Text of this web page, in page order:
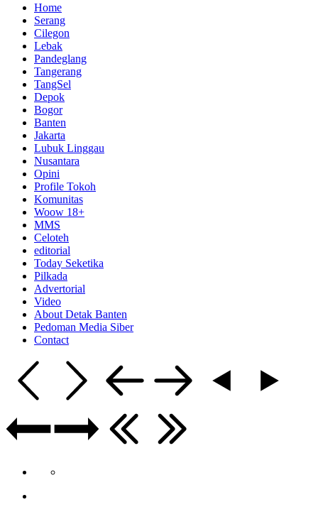
Home
Serang
Cilegon
Lebak
Pandeglang
Tangerang
TangSel
Depok
Bogor
Banten
Jakarta
Lubuk Linggau
Nusantara
Opini
Profile Tokoh
Komunitas
Woow 18+
MMS
Celoteh
editorial
Today Seketika
Pilkada
Advertorial
Video
About Detak Banten
Pedoman Media Siber
Contact